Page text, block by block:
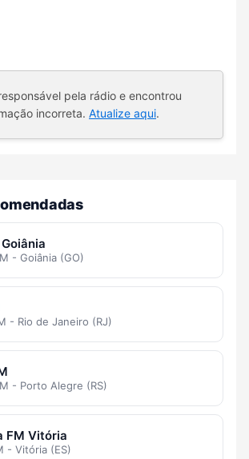
pela rádio e encontrou
incorreta. Atualize aqui.
- Goiânia (GO)
- Rio de Janeiro (RJ)
- Porto Alegre (RS)
FM Vitória
- Vitória (ES)